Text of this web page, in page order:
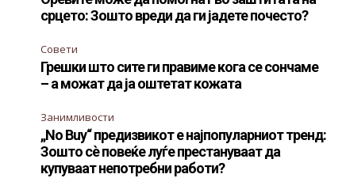
срцето: Зошто вреди да ги јадете почесто?
Совети
Грешки што сите ги правиме кога се сончаме
– а можат да ја оштетат кожата
Занимливости
„No Buy“ предизвикот е најпопуларниот тренд:
Зошто сè повеќе луѓе престануваат да
купуваат непотребни работи?